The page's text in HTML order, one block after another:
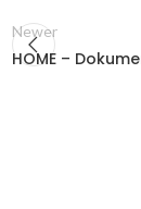
Newer
HOME –